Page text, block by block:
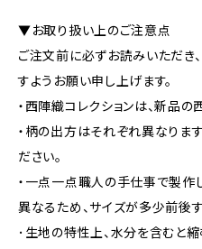
▼お取り扱い上のご注意点
ご注文前に必ずお読みいただき
すようお願い申し上げます。
・西陣織コレクションは、新品の
・柄の出方はそれぞれ異なりま
ださい。
・​​​​​​一点一点職人の手仕事で製作
異なるため、サイズが多少前後
･生地の特性上、水分を含むと